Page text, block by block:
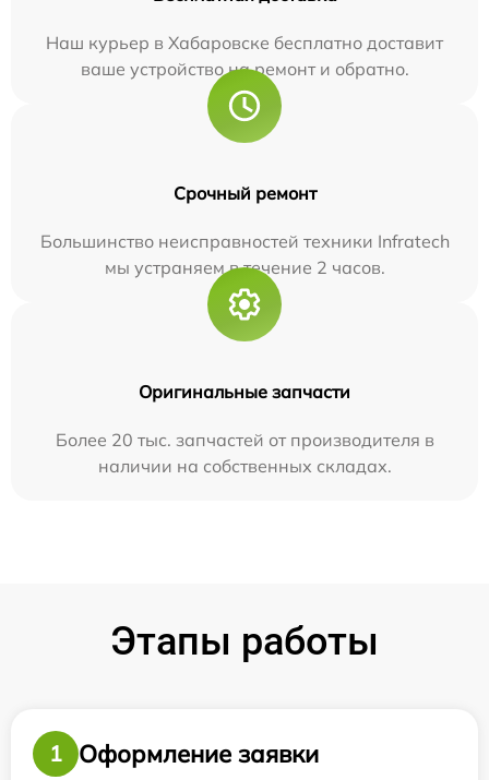
Наш курьер в Хабаровске бесплатно доставит
ваше устройство на ремонт и обратно.
Срочный ремонт
Большинство неисправностей техники Infratech
мы устраняем в течение 2 часов.
Оригинальные запчасти
Более 20 тыс. запчастей от производителя в
наличии на собственных складах.
Этапы работы
1 Оформление заявки